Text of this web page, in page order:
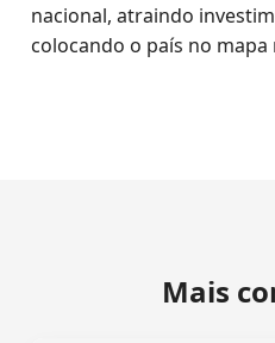
nacional, atraindo
colocando o país no
Mais